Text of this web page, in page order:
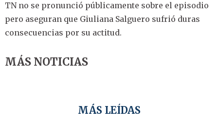
TN no se pronunció públicamente sobre el episodio
pero aseguran que Giuliana Salguero sufrió duras
consecuencias por su actitud.
MÁS NOTICIAS
MÁS LEÍDAS